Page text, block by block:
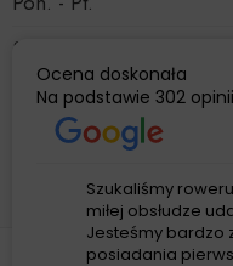
Sobota
Niedziela
Ocena doskonała
Na podstawie 302 opinii
Szukaliśmy roweru dla
miłej obsłudze udało
Jesteśmy bardzo
posiadania pierwszego